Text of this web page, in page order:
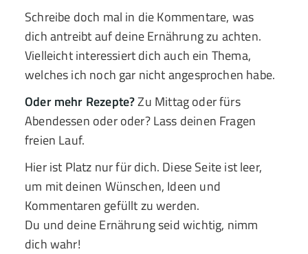
Schreibe doch mal in die Kommentare, was
dich antreibt auf deine Ernährung zu achten.
Vielleicht interessiert dich auch ein Thema,
welches ich noch gar nicht angesprochen habe.
Oder mehr Rezepte?Zu Mittag oder fürs
Abendessen oder oder? Lass deinen Fragen
freien Lauf.
Hier ist Platz nur für dich. Diese Seite ist leer,
um mit deinen Wünschen, Ideen und
Kommentaren gefüllt zu werden.
Du und deine Ernährung seid wichtig, nimm
dich wahr!